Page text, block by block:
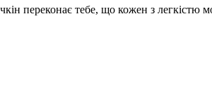
переконає тебе, що кожен з